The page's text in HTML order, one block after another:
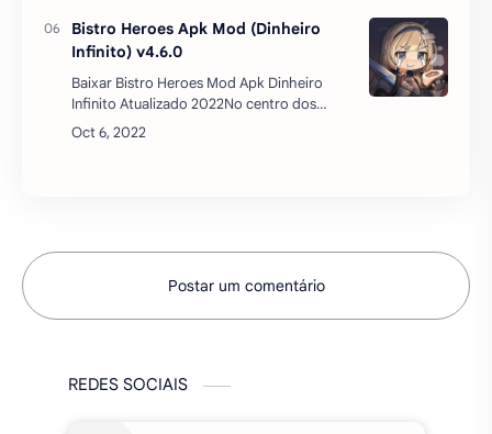
Bistro Heroes Apk Mod (Dinheiro
Infinito) v4.6.0
Baixar Bistro Heroes Mod Apk Dinheiro
Infinito Atualizado 2022No centro dos
eventos estavam duas garotas que vivem
no mundo de fantasia mais perigoso e
Postar um comentário
REDES SOCIAIS